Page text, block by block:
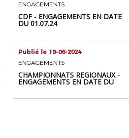
ENGAGEMENTS
CDF - ENGAGEMENTS EN DATE
DU 01.07.24
Publié le 19-06-2024
ENGAGEMENTS
CHAMPIONNATS RÉGIONAUX -
ENGAGEMENTS EN DATE DU